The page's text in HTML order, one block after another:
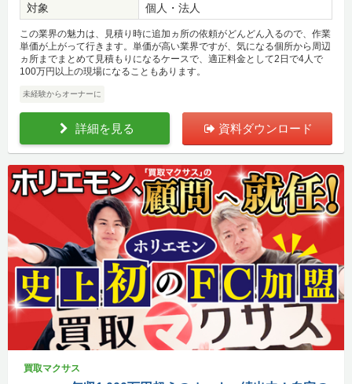
対象 個人・法人
この業界の魅力は、見積り時に追加ヵ所の依頼がどんどん入るので、作業
単価が上がって行きます。単価が高い業界ですが、気になる個所から周辺
ヵ所までまとめて見積もりになるケースで、適正料金として2日で4人で
100万円以上の現場になることもあります。
未経験からオーナーに
詳細を見る 資料ダウンロード
買取マクサス